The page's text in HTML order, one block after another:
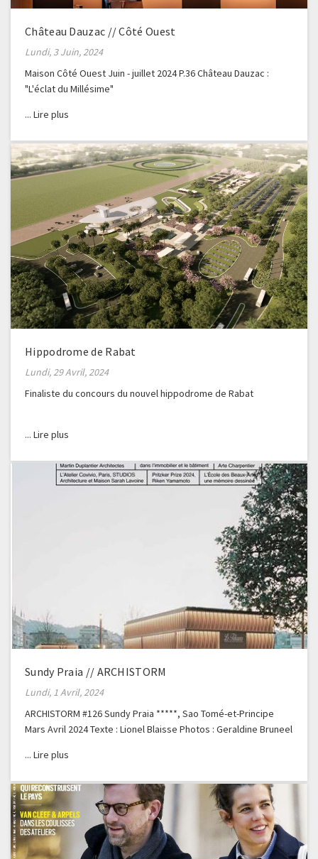
Château Dauzac // Côté Ouest
Lundi, 3 Juin, 2024
Maison Côté Ouest Juin - juillet 2024 P.36 Château Dauzac :
"L'éclat du Millésime"
Hippodrome de Rabat
Lundi, 29 Avril, 2024
Finaliste du concours du nouvel hippodrome de Rabat
Sundy Praia // ARCHISTORM
Lundi, 1 Avril, 2024
ARCHISTORM #126 Sundy Praia *****, Sao Tomé-et-Principe
Mars Avril 2024 Texte : Lionel Blaisse Photos : Geraldine Bruneel